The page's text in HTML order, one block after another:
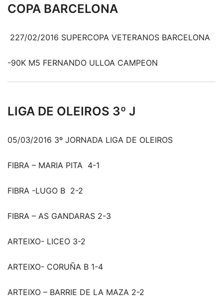
COPA BARCELONA
227/02/2016 SUPERCOPA VETERANOS BARCELONA
-90K M5 FERNANDO ULLOA CAMPEON
LIGA DE OLEIROS 3º J
05/03/2016 3º JORNADA LIGA DE OLEIROS
FIBRA – MARIA PITA 4-1
FIBRA -LUGO B 2-2
FIBRA – AS GANDARAS 2-3
ARTEIXO- LICEO 3-2
ARTEIXO- CORUÑA B 1-4
ARTEIXO – BARRIE DE LA MAZA 2-2